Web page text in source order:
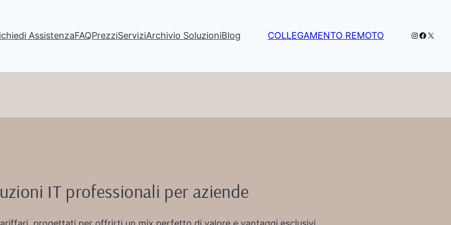
AssistenzaFAQPrezziServiziArchivio SoluzioniBlog COLLEGAMENTO REMOTO Instagram
X
IT professionali per aziende